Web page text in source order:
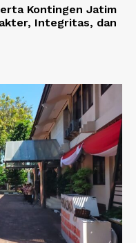
Kontingen Jatim
Integritas, dan